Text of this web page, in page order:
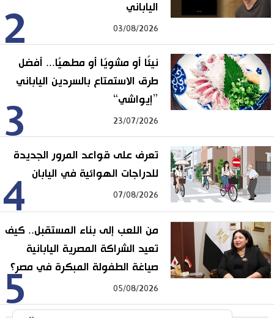
2
الياباني
03/08/2026
3
نيئًا أو مشويًا أو مطهيًا... أفضل
طرق الاستمتاع بالسردين الياباني
”إيواشي“
23/07/2026
4
تعرف على قواعد المرور الجديدة
للدراجات الهوائية في اليابان
07/08/2026
5
من اللعب إلى بناء المستقبل.. كيف
تعيد الشراكة المصرية اليابانية
صياغة الطفولة المبكرة في مصر؟
05/08/2026